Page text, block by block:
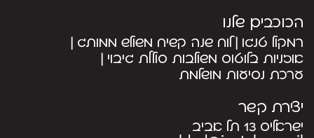
הכוכבים שלנו
רמקול טנגו לוח שנה קשיח משולש ממותג
אוזניות בלוטוס משולבות סוללת גיבוי
ערכת נסיעות מושלמת
יצירת קשר
ישראליס 13 תל אביב